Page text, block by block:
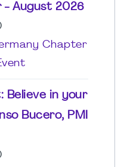
- August 2026
Chapter
Believe in your
Bucero, PMI